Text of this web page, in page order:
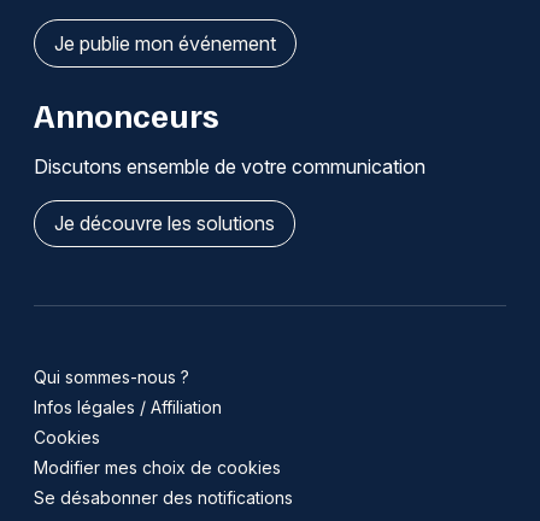
Je publie mon événement
Annonceurs
Discutons ensemble de votre communication
Je découvre les solutions
Qui sommes-nous ?
Infos légales / Affiliation
Cookies
Modifier mes choix de cookies
Se désabonner des notifications